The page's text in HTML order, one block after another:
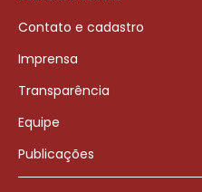
Contato e cadastro
Imprensa
Transparência
Equipe
Publicações